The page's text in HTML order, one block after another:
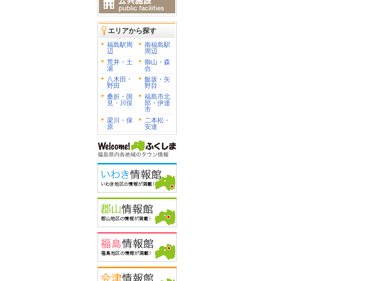
エリアから探す
福島駅周
辺
南福島駅
周辺
荒井・土
湯
御山・森
合
八木田・
野田
飯坂・矢
野目
桑折・国
見・川俣
福島市北
部・伊達
市
梁川・保
原
二本松・
安達